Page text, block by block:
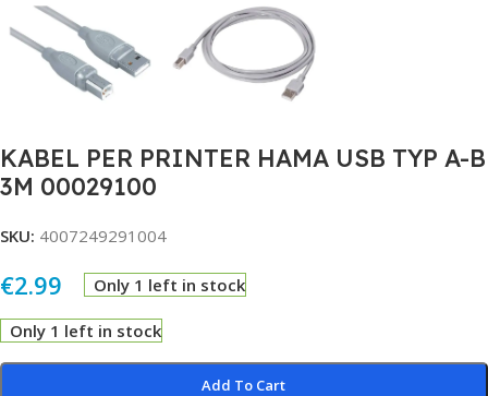
KABEL PER PRINTER HAMA USB TYP A-B
3M 00029100
SKU: 4007249291004
€2.99 Only 1 left in stock
Only 1 left in stock
Add To Cart